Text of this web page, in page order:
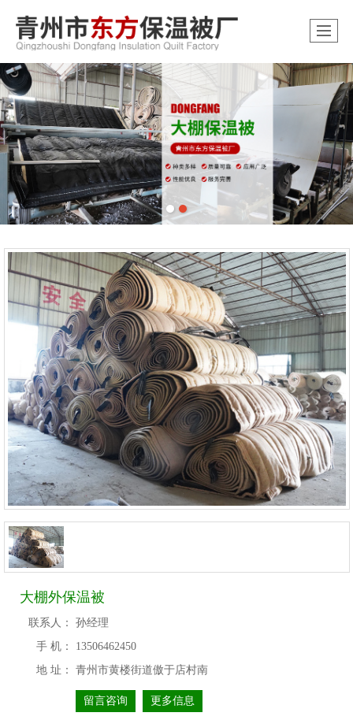
大棚外保温被
联系人：
孙经理
手 机：
13506462450
地 址：
青州市黄楼街道傲于店村南
留言咨询 更多信息